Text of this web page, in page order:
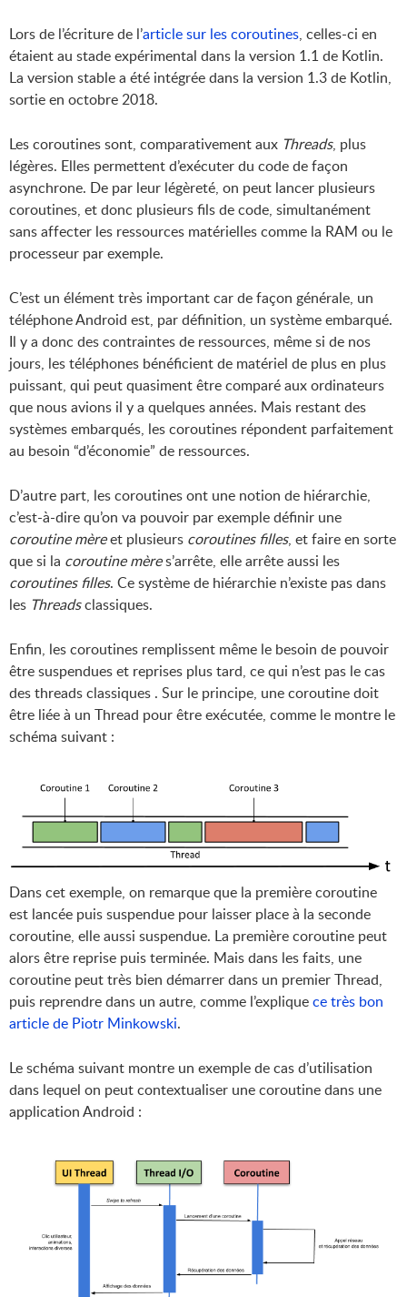
Lors de l’écriture de l’article sur les coroutines, celles-ci en
étaient au stade expérimental dans la version 1.1 de Kotlin.
La version stable a été intégrée dans la version 1.3 de Kotlin,
sortie en octobre 2018.
Les coroutines sont, comparativement aux Threads, plus
légères. Elles permettent d’exécuter du code de façon
asynchrone. De par leur légèreté, on peut lancer plusieurs
coroutines, et donc plusieurs fils de code, simultanément
sans affecter les ressources matérielles comme la RAM ou le
processeur par exemple.
C’est un élément très important car de façon générale, un
téléphone Android est, par définition, un système embarqué.
Il y a donc des contraintes de ressources, même si de nos
jours, les téléphones bénéficient de matériel de plus en plus
puissant, qui peut quasiment être comparé aux ordinateurs
que nous avions il y a quelques années. Mais restant des
systèmes embarqués, les coroutines répondent parfaitement
au besoin “d’économie” de ressources.
D’autre part, les coroutines ont une notion de hiérarchie,
c’est-à-dire qu’on va pouvoir par exemple définir une
coroutine mèreet plusieurs coroutines filles, et faire en sorte
que si la coroutine mères’arrête, elle arrête aussi les
coroutines filles. Ce système de hiérarchie n’existe pas dans
les Threadsclassiques.
Enfin, les coroutines remplissent même le besoin de pouvoir
être suspendues et reprises plus tard, ce qui n’est pas le cas
des threads classiques . Sur le principe, une coroutine doit
être liée à un Thread pour être exécutée, comme le montre le
schéma suivant :
Dans cet exemple, on remarque que la première coroutine
est lancée puis suspendue pour laisser place à la seconde
coroutine, elle aussi suspendue. La première coroutine peut
alors être reprise puis terminée. Mais dans les faits, une
coroutine peut très bien démarrer dans un premier Thread,
puis reprendre dans un autre, comme l’expliquece très bon
article de Piotr Minkowski.
Le schéma suivant montre un exemple de cas d’utilisation
dans lequel on peut contextualiser une coroutine dans une
application Android :